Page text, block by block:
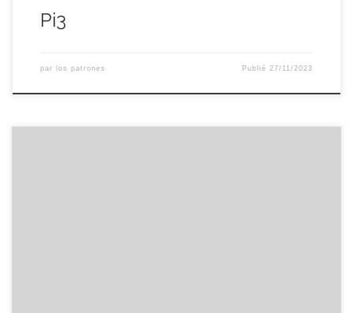
Pi3
par los patrones Publié27/11/2023